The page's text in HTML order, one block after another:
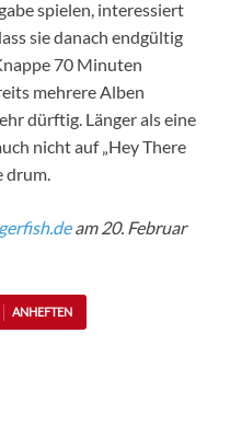
spielen, interessiert
sie danach endgültig
70 Minuten
mehrere Alben
dürftig. Länger als eine
nicht auf „Hey There
drum.
am 20. Februar
ANHEFTEN